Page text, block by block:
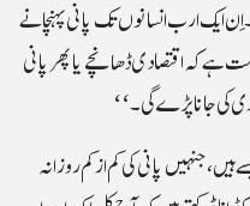
اِن ایک ارب انسانوں تک پانی پہنچانے
کہ اقتصادی ڈھانچے یا پھر پانی
کی جانا پڑے گی۔‘‘
150 ملین انسان ایسے ہیں، جنہیں پانی کی کم از کم روزانہ